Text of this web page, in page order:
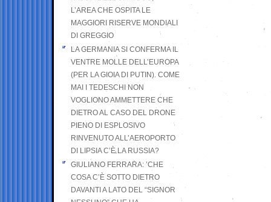
L’AREA CHE OSPITA LE
MAGGIORI RISERVE MONDIALI
DI GREGGIO
LA GERMANIA SI CONFERMA IL
VENTRE MOLLE DELL’EUROPA
(PER LA GIOIA DI PUTIN). COME
MAI I TEDESCHI NON
VOGLIONO AMMETTERE CHE
DIETRO AL CASO DEL DRONE
PIENO DI ESPLOSIVO
RINVENUTO ALL’AEROPORTO
DI LIPSIA C’È LA RUSSIA?
GIULIANO FERRARA: ’CHE
COSA C’È SOTTO DIETRO
DAVANTI A LATO DEL “SIGNOR